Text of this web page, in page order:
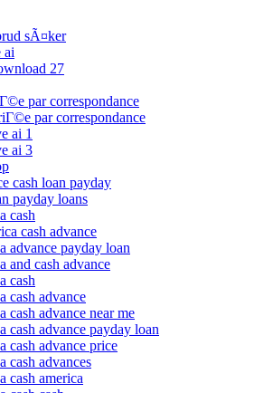
sÃ¤ker
ai
27
par correspondance
par correspondance
ai 1
ai 3
cash loan payday
payday loans
cash
cash advance
advance payday loan
and cash advance
cash
cash advance
cash advance near me
cash advance payday loan
cash advance price
cash advances
cash america